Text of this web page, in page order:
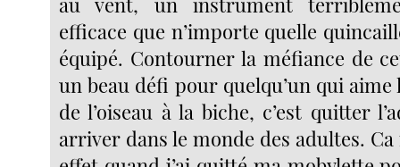
efficace que n’importe quelle
équipé. Contourner la méfiance de
un beau défi pour quelqu’un qui aime
de l’oiseau à la biche, c’est quitter
arriver dans le monde des adultes. Ca